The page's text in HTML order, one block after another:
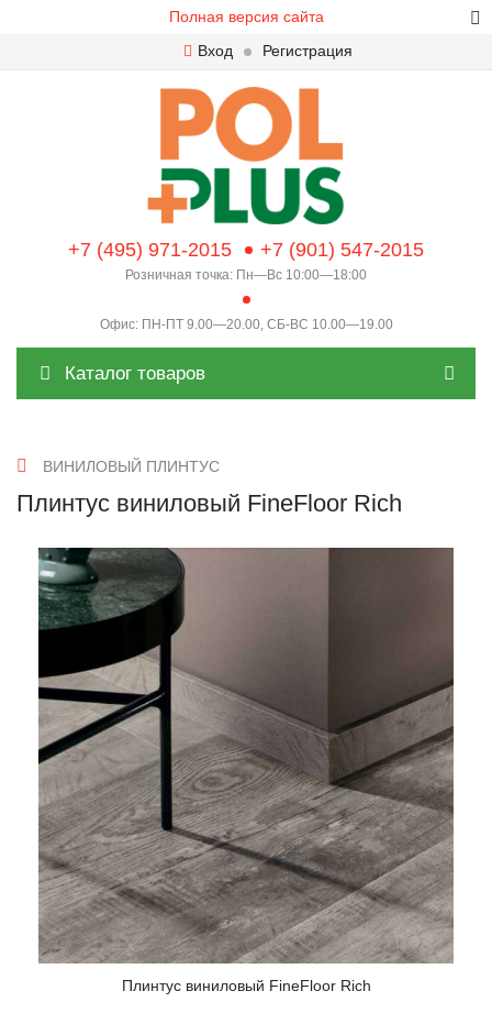
Полная версия сайта
Вход
Регистрация
+7 (495) 971-2015 +7 (901) 547-2015
Розничная точка: Пн—Вс 10:00—18:00
Офис: ПН-ПТ 9.00—20.00, СБ-ВС 10.00—19.00
Каталог товаров
ВИНИЛОВЫЙ ПЛИНТУС
Плинтус виниловый FineFloor Rich
Плинтус виниловый FineFloor Rich